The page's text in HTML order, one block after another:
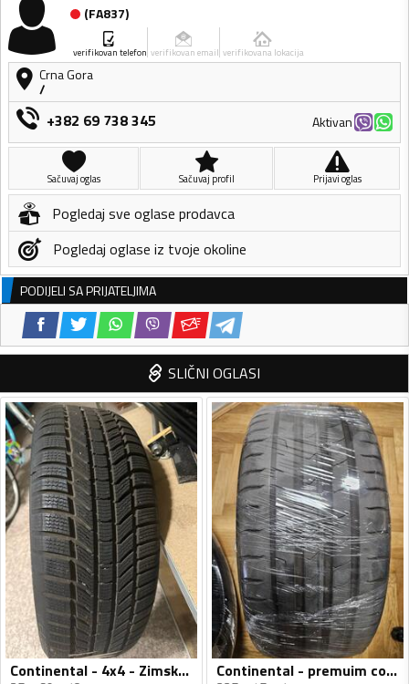
(FA837)
verifikovan telefon verifikovan email verifikovana lokacija
Crna Gora
/
+382 69 738 345 Aktivan
Sačuvaj oglas Sačuvaj profil Prijavi oglas
Pogledaj sve oglase prodavca
Pogledaj oglase iz tvoje okoline
PODIJELI SA PRIJATELJIMA
SLIČNI OGLASI
Continental - 4x4 - Zimska guma Continental - premuim contact 6 i 7 - Ljetnja guma